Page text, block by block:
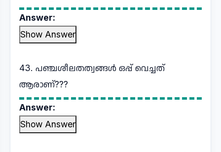
Answer:
Show Answer
43. പഞ്ചശീലതത്വങ്ങൾ ഒപ്പ് വെച്ചത്
ആരാണ്???
Answer:
Show Answer